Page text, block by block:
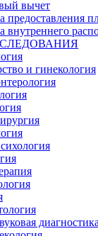
вычет
предоставления
внутреннего
и гинекология
диагностика